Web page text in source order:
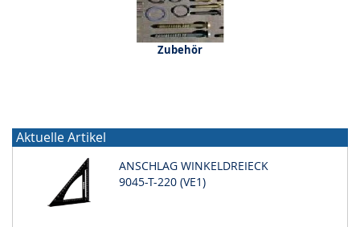
Zubehör
Aktuelle Artikel
ANSCHLAG WINKELDREIECK
9045-T-220 (VE1)